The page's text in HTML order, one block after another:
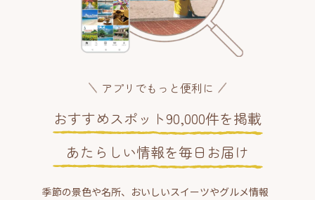
アプリでもっと便利に
おすすめスポット90,000件を掲載
あたらしい情報を毎日お届け
季節の景色や名所、おいしいスイーツやグルメ情報